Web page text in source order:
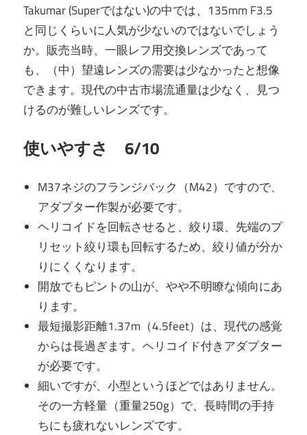
Takumar (Superではない)の中では、135mm F3.5
と同じくらいに人気が少ないのではないでしょう
か。販売当時、一眼レフ用交換レンズであって
も、（中）望遠レンズの需要は少なかったと想像
できます。現代の中古市場流通量は少なく、見つ
けるのが難しいレンズです。
使いやすさ 6/10
M37ネジのフランジバック（M42）ですので、
アダプター作製が必要です。
ヘリコイドを回転させると、絞り環、先端のプ
リセット絞り環も回転するため、絞り値が分か
りにくくなります。
開放でもピントの山が、やや不明瞭な傾向にあ
ります。
最短撮影距離1.37m（4.5feet）は、現代の感覚
からは長過ぎます。ヘリコイド付きアダプター
が必要です。
細いですが、小型というほどではありません。
その一方軽量（重量250g）で、長時間の手持
ちにも疲れないレンズです。